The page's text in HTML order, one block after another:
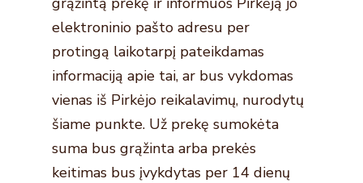
elektroninio pašto adresu per
protingą laikotarpį pateikdamas
informaciją apie tai, ar bus vykdomas
vienas iš Pirkėjo reikalavimų, nurodytų
šiame punkte. Už prekę sumokėta
suma bus grąžinta arba prekės
keitimas bus įvykdytas per 14 dienų